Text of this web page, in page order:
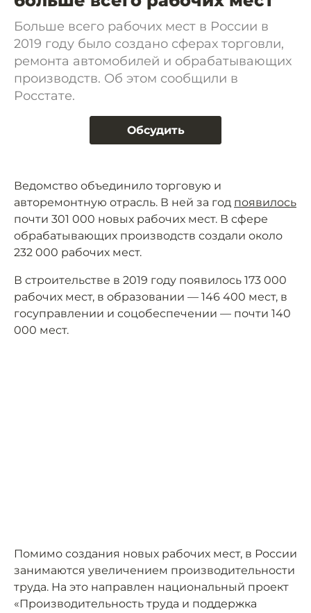
Больше всего рабочих мест в России в
2019 году было создано сферах торговли,
ремонта автомобилей и обрабатывающих
производств. Об этом сообщили в
Росстате.
Обсудить
Ведомство объединило торговую и
авторемонтную отрасль. В ней за год появилось
почти 301 000 новых рабочих мест. В сфере
обрабатывающих производств создали около
232 000 рабочих мест.
В строительстве в 2019 году появилось 173 000
рабочих мест, в образовании — 146 400 мест, в
госуправлении и соцобеспечении — почти 140
000 мест.
Помимо создания новых рабочих мест, в России
занимаются увеличением производительности
труда. На это направлен национальный проект
«Производительность труда и поддержка